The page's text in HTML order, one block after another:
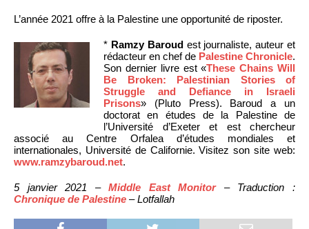
L’année 2021 offre à la Palestine une opportunité de riposter.
* Ramzy Baroudest journaliste, auteur et
rédacteur en chef de Palestine Chronicle.
Son dernier livre est «These Chains Will
Be Broken: Palestinian Stories of
Struggle and Defiance in Israeli
Prisons» (Pluto Press). Baroud a un
doctorat en études de la Palestine de
l’Université d’Exeter et est chercheur
associé au Centre Orfalea d’études mondiales et
internationales, Université de Californie. Visitez son site web:
www.ramzybaroud.net.
5 janvier 2021 –Middle East Monitor– Traduction :
Chronique de Palestine – Lotfallah